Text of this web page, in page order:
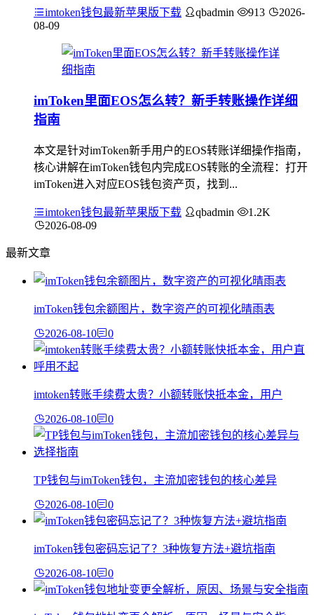
imtoken钱包最新苹果版下载 qbadmin 913
2026-
08-09
imToken里面EOS怎么转？新手转账操作详细
指南
本文是针对imToken新手用户的EOS转账详细操作指南，
核心讲解在imToken钱包内完成EOS转账的全流程：打开
imToken进入对应EOS钱包资产页，找到...
imtoken钱包最新苹果版下载 qbadmin
1.2K
2026-08-09
最新文章
imToken钱包余额图片，数字资产的可视化晴雨表
2026-08-10 0
imtoken转账手续费太贵？小额转账快抵本金，用户
2026-08-10 0
TP钱包与imToken钱包，主流加密钱包的核心差异
2026-08-10 0
imToken钱包密码忘记了？3种恢复方法+避坑指南
2026-08-10 0